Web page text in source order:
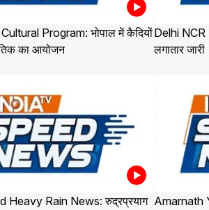
Program: भोपाल में कैदियों
का आयोजन
Delhi NCR
लगातार जारी
Heavy Rain News: रुद्रप्रयाग Amarnath